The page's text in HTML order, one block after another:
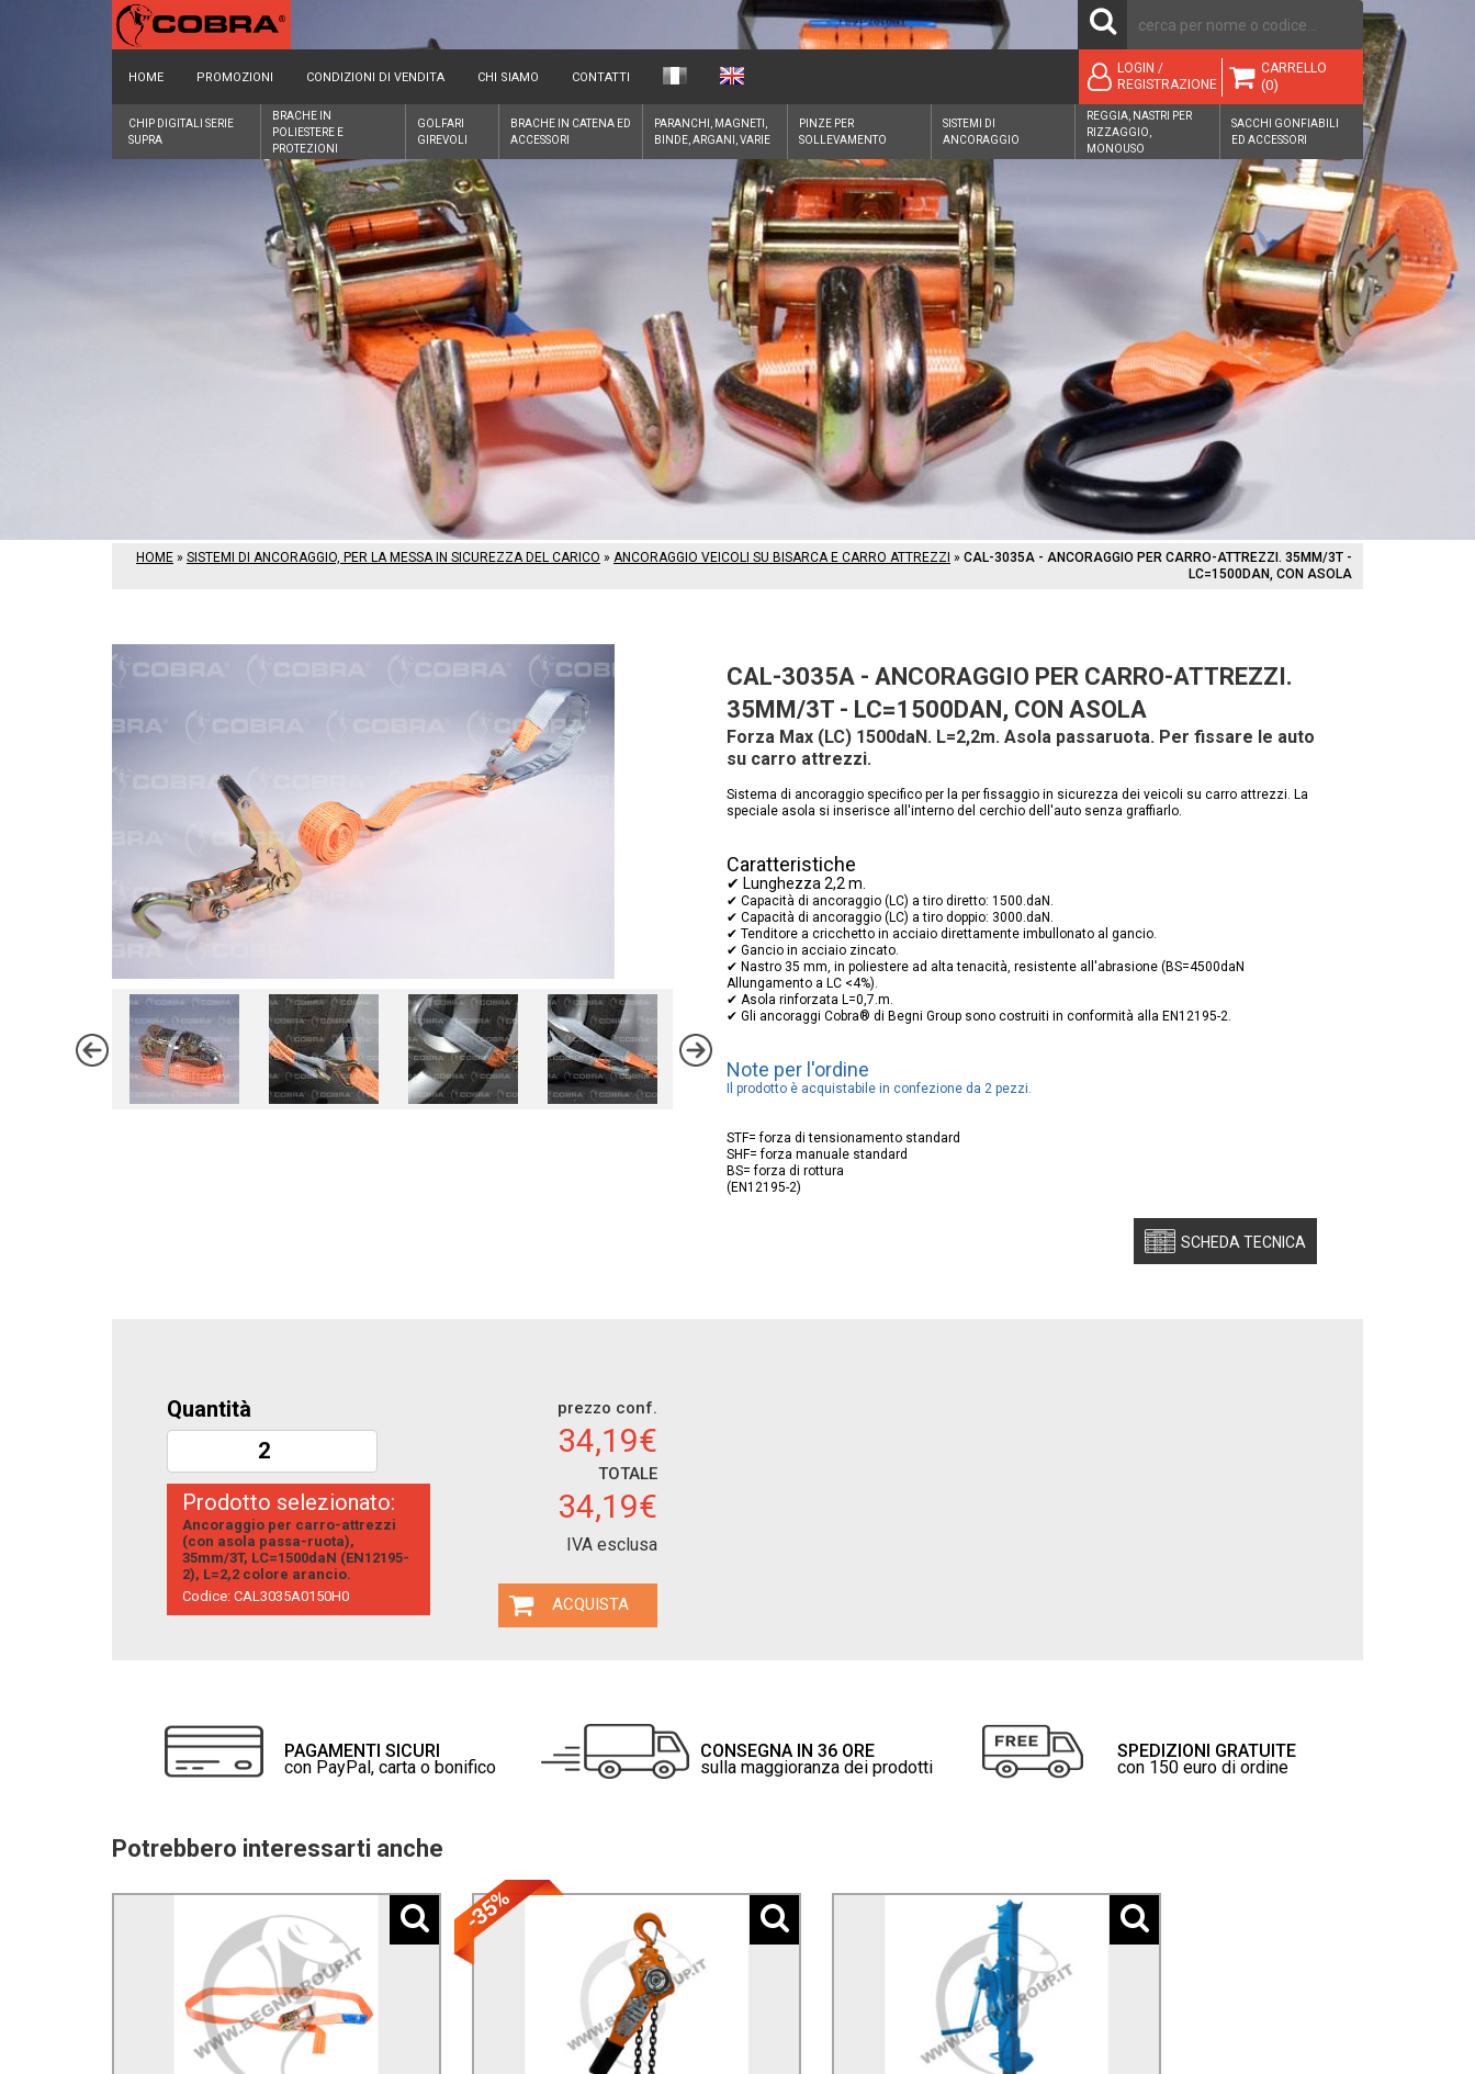
HOME PROMOZIONI CONDIZIONI DI VENDITA CHI SIAMO CONTATTI
LOGIN /
REGISTRAZIONE
CARRELLO
(0)
CHIP DIGITALI SERIE
SUPRA
BRACHE IN
POLIESTERE E
PROTEZIONI
GOLFARI
GIREVOLI
BRACHE IN CATENA ED
ACCESSORI
PARANCHI, MAGNETI,
BINDE, ARGANI, VARIE
PINZE PER
SOLLEVAMENTO
SISTEMI DI
ANCORAGGIO
REGGIA, NASTRI PER
RIZZAGGIO,
MONOUSO
SACCHI GONFIABILI
ED ACCESSORI
HOME » SISTEMI DI ANCORAGGIO, PER LA MESSA IN SICUREZZA DEL CARICO » ANCORAGGIO VEICOLI SU BISARCA E CARRO ATTREZZI » CAL-3035A - ANCORAGGIO PER CARRO-ATTREZZI. 35MM/3T -
LC=1500DAN, CON ASOLA
CAL-3035A - ANCORAGGIO PER CARRO-ATTREZZI.
35MM/3T - LC=1500DAN, CON ASOLA
Forza Max (LC) 1500daN. L=2,2m. Asola passaruota. Per fissare le auto
su carro attrezzi.
Sistema di ancoraggio specifico per la per fissaggio in sicurezza dei veicoli su carro attrezzi. La
speciale asola si inserisce all'interno del cerchio dell'auto senza graffiarlo.
Caratteristiche
✔ Lunghezza 2,2 m.
✔ Capacità di ancoraggio (LC) a tiro diretto: 1500.daN.
✔ Capacità di ancoraggio (LC) a tiro doppio: 3000.daN.
✔ Tenditore a cricchetto in acciaio direttamente imbullonato al gancio.
✔ Gancio in acciaio zincato.
✔ Nastro 35 mm, in poliestere ad alta tenacità, resistente all'abrasione (BS=4500daN
Allungamento a LC <4%).
✔ Asola rinforzata L=0,7.m.
✔ Gli ancoraggi Cobra® di Begni Group sono costruiti in conformità alla EN12195-2.
Note per l'ordine
Il prodotto è acquistabile in confezione da 2 pezzi.
STF= forza di tensionamento standard
SHF= forza manuale standard
BS= forza di rottura
(EN12195-2)
SCHEDA TECNICA
Quantità
Prodotto selezionato:
Ancoraggio per carro-attrezzi
(con asola passa-ruota),
35mm/3T, LC=1500daN (EN12195-
2), L=2,2 colore arancio.
Codice: CAL3035A0150H0
prezzo conf.
34,19€
TOTALE
34,19€
IVA esclusa
ACQUISTA
SPEDIZIONI GRATUITE
con 150 euro di ordine
CONSEGNA IN 36 ORE
sulla maggioranza dei prodotti
PAGAMENTI SICURI
con PayPal, carta o bonifico
Potrebbero interessarti anche
-35%